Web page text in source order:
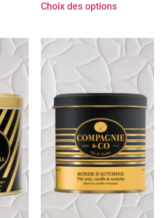
Choix des options